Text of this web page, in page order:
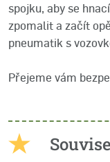
spojku, aby se
zpomalit a začít
pneumatik s
Přejeme vám